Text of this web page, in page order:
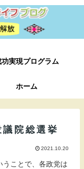
功実現プログラム
ホーム
院総選挙
2021.10.20
うことで、各政党は